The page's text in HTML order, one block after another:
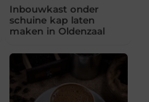
Inbouwkast onder
schuine kap laten
maken in Oldenzaal